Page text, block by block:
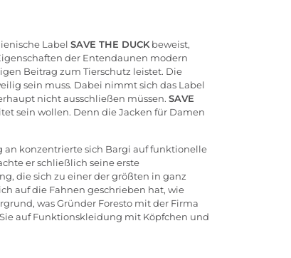
Label SAVE THE DUCK beweist,
der Entendaunen modern
Beitrag zum Tierschutz leistet. Die
sein muss. Dabei nimmt sich das Label
nicht ausschließen müssen. SAVE
sein wollen. Denn dieJacken für Damen
an konzentrierte sich Bargi auf funktionelle
er schließlich seine erste
die sich zu einer der größten in ganz
auf die Fahnen geschrieben hat, wie
was Gründer Foresto mit der Firma
auf Funktionskleidung mit Köpfchen und